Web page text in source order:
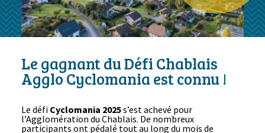
Le gagnant du Défi Chablais
Agglo Cyclomania est connu !
Le défi Cyclomania 2025s’est achevé pour
l’Agglomération du Chablais. De nombreux
participants ont pédalé tout au long du mois de